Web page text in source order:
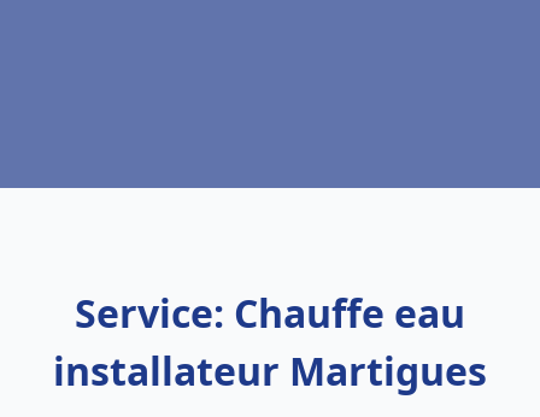
Service: Chauffe eau
installateur Martigues